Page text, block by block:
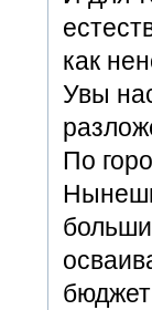
как
Увы
По